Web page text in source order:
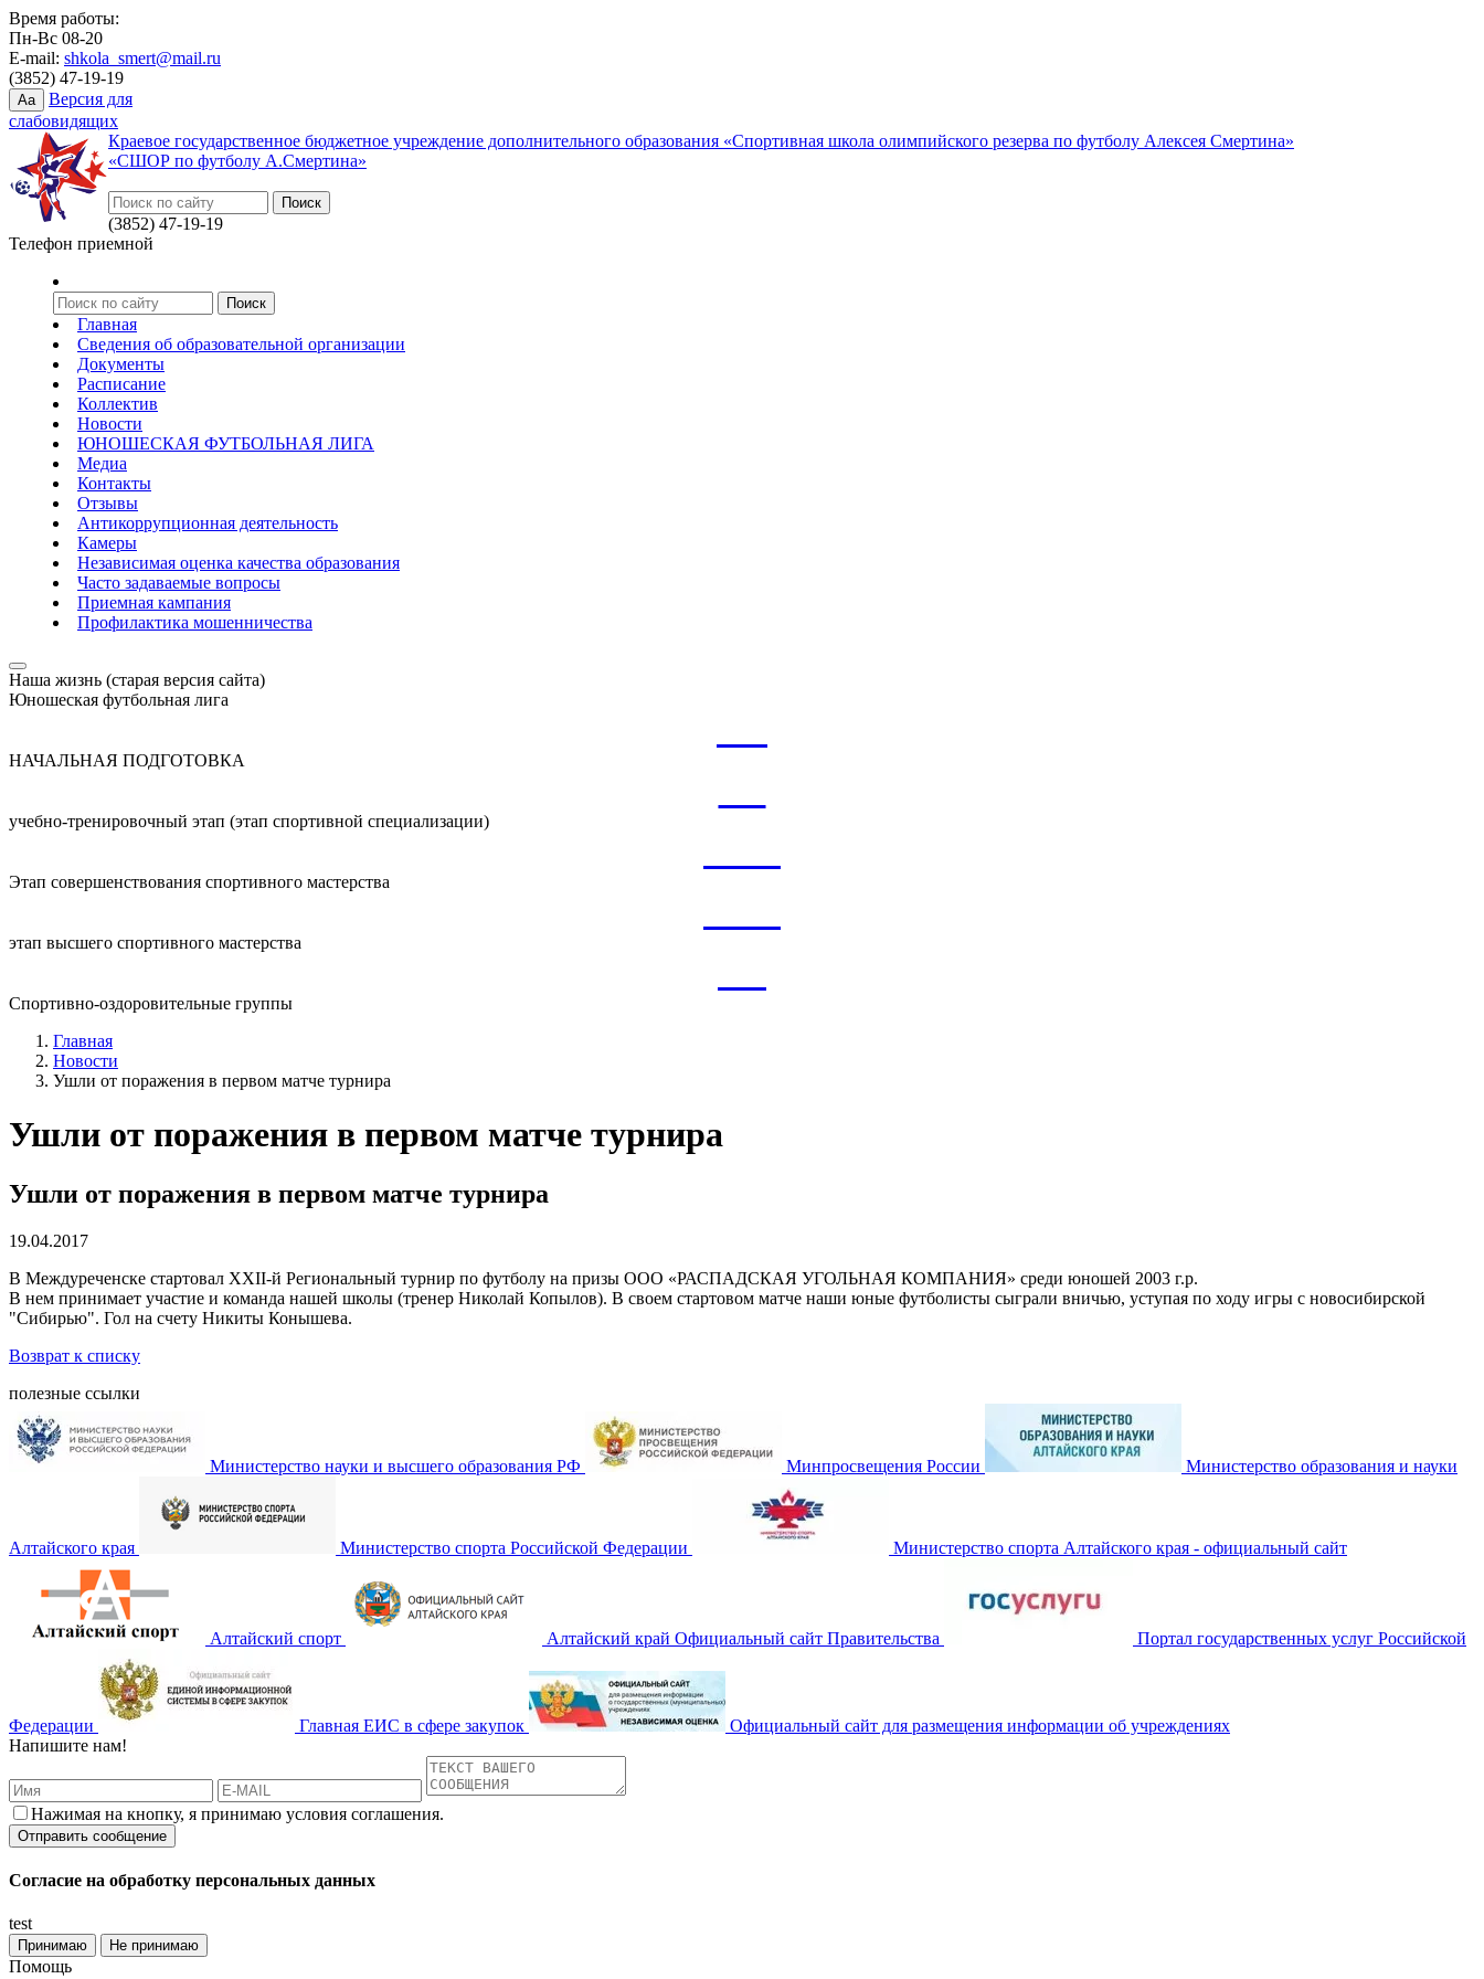
Время работы:
Пн-Вс 08-20
E-mail: shkola_smert@mail.ru
(3852) 47-19-19
Aa
Версия для
слабовидящих
Краевое государственное бюджетное учреждение дополнительного образования «Спортивная школа олимпийского резерва по футболу Алексея Смертина»
«СШОР по футболу А.Смертина»
(3852) 47-19-19
Телефон приемной
Главная
Сведения об образовательной организации
Документы
Расписание
Коллектив
Новости
ЮНОШЕСКАЯ ФУТБОЛЬНАЯ ЛИГА
Медиа
Контакты
Отзывы
Антикоррупционная деятельность
Камеры
Независимая оценка качества образования
Часто задаваемые вопросы
Приемная кампания
Профилактика мошенничества
Наша жизнь (старая версия сайта)
Юношеская футбольная лига
НАЧАЛЬНАЯ ПОДГОТОВКА
учебно-тренировочный этап (этап спортивной специализации)
Этап совершенствования спортивного мастерства
этап высшего спортивного мастерства
Спортивно-оздоровительные группы
Главная
Новости
Ушли от поражения в первом матче турнира
Ушли от поражения в первом матче турнира
Ушли от поражения в первом матче турнира
19.04.2017
В Междуреченске стартовал XXII-й Региональный турнир по футболу на призы ООО «РАСПАДСКАЯ УГОЛЬНАЯ КОМПАНИЯ» среди юношей 2003 г.р.
В нем принимает участие и команда нашей школы (тренер Николай Копылов). В своем стартовом матче наши юные футболисты сыграли вничью, уступая по ходу игры с новосибирской
"Сибирью". Гол на счету Никиты Конышева.
Возврат к списку
полезные ссылки
Министерство науки и высшего образования РФ Минпросвещения России Министерство образования и науки
Алтайского края Министерство спорта Российской Федерации Министерство спорта Алтайского края - официальный сайт
Алтайский спорт Алтайский край Официальный сайт Правительства Портал государственных услуг Российской
Федерации Главная ЕИС в сфере закупок
Официальный сайт для размещения информации об учреждениях
Напишите нам!
Нажимая на кнопку, я принимаю условия соглашения.
Согласие на обработку персональных данных
test
Принимаю Не принимаю
Помощь